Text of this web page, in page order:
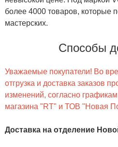
более 4000 товаров, которые
мастерских.
Способы
Уважаемые покупатели! Во
отгрузка и доставка заказов
изменений, согласно
магазина "RT" и ТОВ "Новая
Доставка на отделение